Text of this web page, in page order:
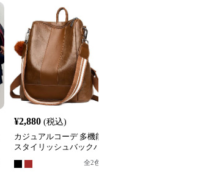
¥2,880 (税込)
カジュアルコーデ 多機能
スタイリッシュバックパ
全2色